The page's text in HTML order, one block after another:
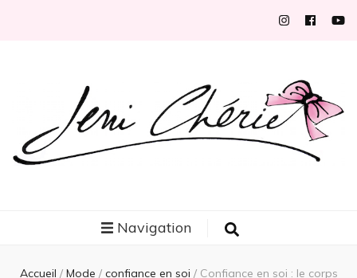
Navigation
Accueil / Mode / confiance en soi / Confiance en soi : le corps